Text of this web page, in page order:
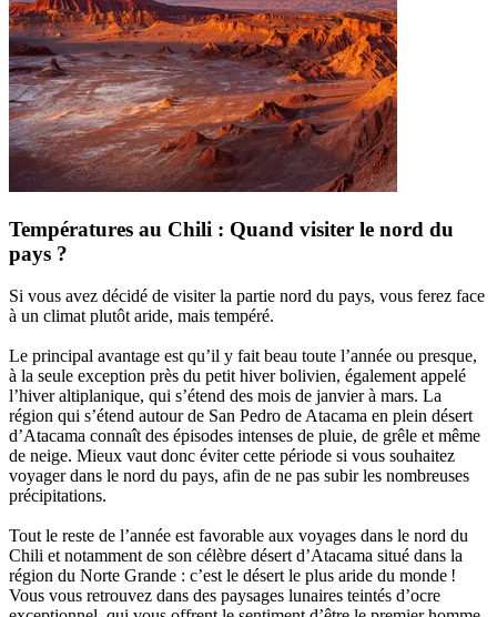
Températures au Chili : Quand visiter le nord du
pays ?
Si vous avez décidé de visiter la partie nord du pays, vous ferez face
à un climat plutôt aride, mais tempéré.
Le principal avantage est qu’il y fait beau toute l’année ou presque,
à la seule exception près du petit hiver bolivien, également appelé
l’hiver altiplanique, qui s’étend des mois de janvier à mars. La
région qui s’étend autour de San Pedro de Atacama en plein désert
d’Atacama connaît des épisodes intenses de pluie, de grêle et même
de neige. Mieux vaut donc éviter cette période si vous souhaitez
voyager dans le nord du pays, afin de ne pas subir les nombreuses
précipitations.
Tout le reste de l’année est favorable aux voyages dans le nord du
Chili et notamment de son célèbre désert d’Atacama situé dans la
région du Norte Grande : c’est le désert le plus aride du monde !
Vous vous retrouvez dans des paysages lunaires teintés d’ocre